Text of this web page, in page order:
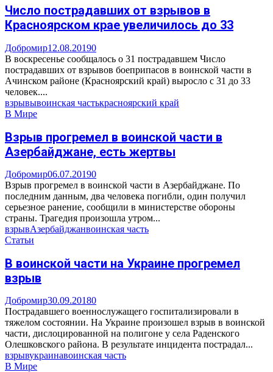
Число пострадавших от взрывов в
Красноярском крае увеличилось до 33
Добромир12.08.20190
В воскресенье сообщалось о 31 пострадавшем Число
пострадавших от взрывов боеприпасов в воинской части в
Ачинском районе (Красноярский край) выросло с 31 до 33
человек....
взрывывоинская частькрасноярский край
В Мире
Взрыв прогремел в воинской части в
Азербайджане, есть жертвы
Добромир06.07.20190
Взрыв прогремел в воинской части в Азербайджане. По
последним данным, два человека погибли, один получил
серьезное ранение, сообщили в министерстве обороны
страны. Трагедия произошла утром...
взрывАзербайджанвоинская часть
Статьи
В воинской части на Украине прогремел
взрыв
Добромир30.09.20180
Пострадавшего военнослужащего госпитализировали в
тяжелом состоянии. На Украине произошел взрыв в воинской
части, дислоцированной на полигоне у села Раденского
Олешковского района. В результате инцидента пострадал...
взрывукраинавоинская часть
В Мире